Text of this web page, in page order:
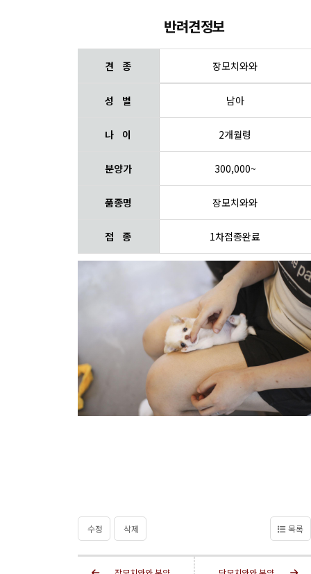
반려견정보
견 종 장모치와와
성 별 남아
나 이 2개월령
분양가 300,000~
품종명 장모치와와
접 종 1차접종완료
수정 삭제 목록